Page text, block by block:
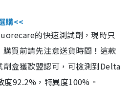
購<<
的快速測試劑，現時只
買前請先注意送貨時間！這款
劑盒獲歐盟認可，可檢測到Delta
92.2%，特異度100%。